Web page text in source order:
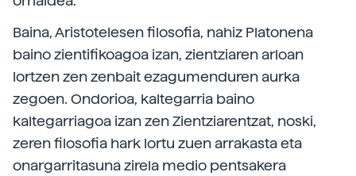
Baina, Aristotelesen filosofia, nahiz Platonena
baino zientifikoagoa izan, zientziaren arloan
lortzen zen zenbait ezagumenduren aurka
zegoen. Ondorioa, kaltegarria baino
kaltegarriagoa izan zen Zientziarentzat, noski,
zeren filosofia hark lortu zuen arrakasta eta
onargarritasuna zirela medio pentsakera